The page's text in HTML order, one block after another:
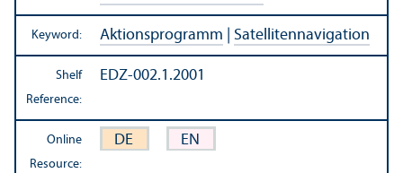
Keyword: Aktionsprogramm Satellitennavigation
Shelf
Reference:
EDZ-002.1.2001
Online
Resource:
DE EN